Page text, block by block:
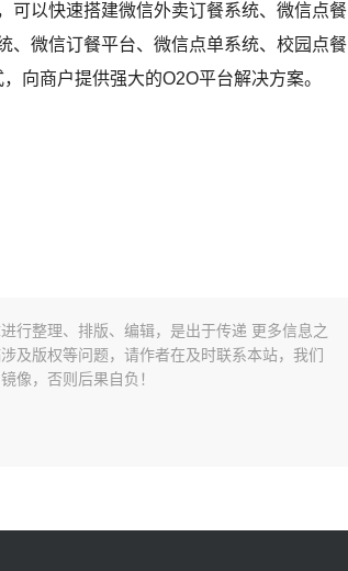
以快速搭建微信外卖订餐系统、微信点餐
、微信订餐平台、微信点单系统、校园点餐
向商户提供强大的O2O平台解决方案。
行整理、排版、编辑，是出于传递 更多信息之
及版权等问题，请作者在及时联系本站，我们
像，否则后果自负！